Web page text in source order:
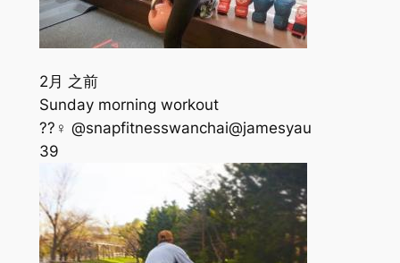
2月 之前
Sunday morning workout
??‍♀️ @snapfitnesswanchai@jamesyau
39